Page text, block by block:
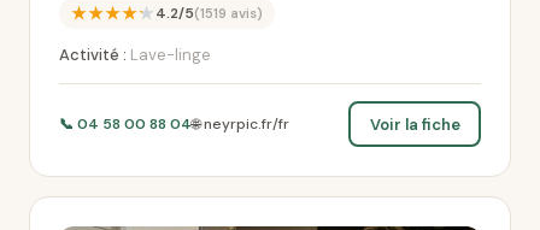
★★★★★4.2/5(1519 avis)
Activité : Lave-linge
📞 04 58 00 88 04🌐 neyrpic.fr/fr Voir la fiche